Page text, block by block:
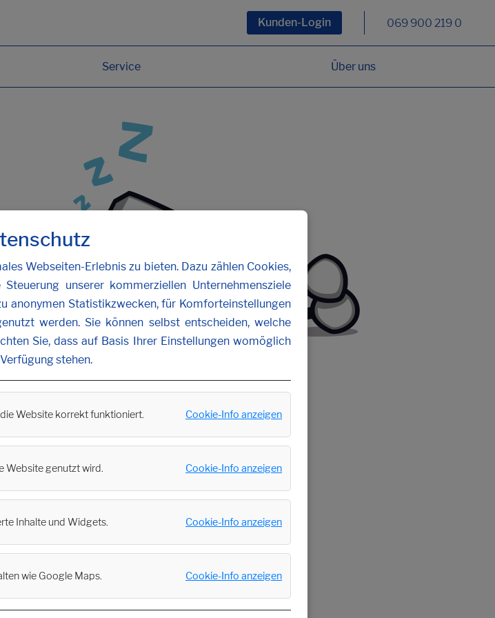
Kunden-Login 069 900 219 0
Service Über uns
.
Webseiten-Erlebnis zu bieten. Dazu zählen Cookies,
unserer kommerziellen Unternehmensziele
anonymen Statistikzwecken, für Komforteinstellungen
werden. Sie können selbst entscheiden, welche
Sie, dass auf Basis Ihrer Einstellungen womöglich
stehen.
Website korrekt funktioniert. Cookie-Info anzeigen
Website genutzt wird. Cookie-Info anzeigen
Inhalte und Widgets. Cookie-Info anzeigen
wie Google Maps. Cookie-Info anzeigen